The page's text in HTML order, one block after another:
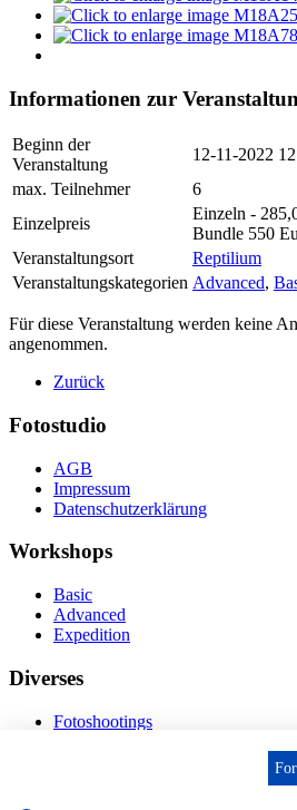
Informationen zur
Beginn der
Veranstaltung
12-11-2022
max. Teilnehmer
6
Einzelpreis
Einzeln -
Bundle 550
Veranstaltungsort
Reptilium
Veranstaltungskategorien Advanced,
Für diese Veranstaltung werden keine
angenommen.
Zurück
Fotostudio
AGB
Impressum
Datenschutzerklärung
Workshops
Basic
Advanced
Expedition
Diverses
Fotoshootings
Kontakt